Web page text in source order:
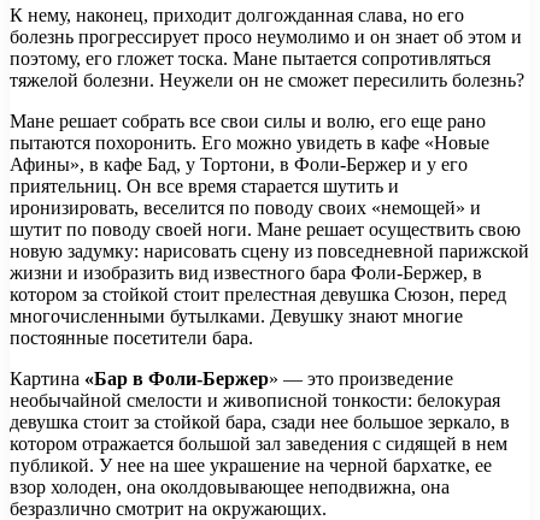
К нему, наконец, приходит долгожданная слава, но его
болезнь прогрессирует просо неумолимо и он знает об этом и
поэтому, его гложет тоска. Мане пытается сопротивляться
тяжелой болезни. Неужели он не сможет пересилить болезнь?
Мане решает собрать все свои силы и волю, его еще рано
пытаются похоронить. Его можно увидеть в кафе «Новые
Афины», в кафе Бад, у Тортони, в Фоли-Бержер и у его
приятельниц. Он все время старается шутить и
иронизировать, веселится по поводу своих «немощей» и
шутит по поводу своей ноги. Мане решает осуществить свою
новую задумку: нарисовать сцену из повседневной парижской
жизни и изобразить вид известного бара Фоли-Бержер, в
котором за стойкой стоит прелестная девушка Сюзон, перед
многочисленными бутылками. Девушку знают многие
постоянные посетители бара.
Картина «Бар в Фоли-Бержер» — это произведение
необычайной смелости и живописной тонкости: белокурая
девушка стоит за стойкой бара, сзади нее большое зеркало, в
котором отражается большой зал заведения с сидящей в нем
публикой. У нее на шее украшение на черной бархатке, ее
взор холоден, она околдовывающее неподвижна, она
безразлично смотрит на окружающих.